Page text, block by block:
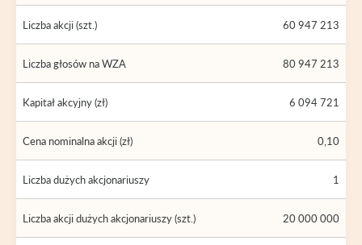
Liczba akcji (szt.) 60 947 213
Liczba głosów na WZA 80 947 213
Kapitał akcyjny (zł) 6 094 721
Cena nominalna akcji (zł) 0,10
Liczba dużych akcjonariuszy 1
Liczba akcji dużych akcjonariuszy (szt.) 20 000 000